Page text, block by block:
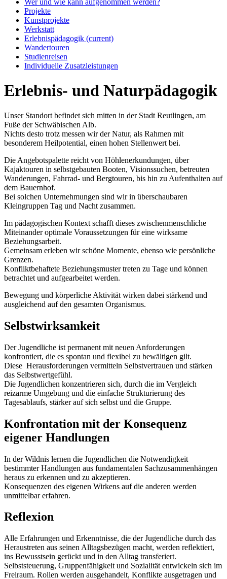
Wer und wie kann aufgenommen werden?
Projekte
Kunstprojekte
Werkstatt
Erlebnispädagogik (current)
Wandertouren
Studienreisen
Individuelle Zusatzleistungen
Erlebnis- und Naturpädagogik
Unser Standort befindet sich mitten in der Stadt Reutlingen, am
Fuße der Schwäbischen Alb.
Nichts desto trotz messen wir der Natur, als Rahmen mit
besonderem Heilpotential, einen hohen Stellenwert bei.
Die Angebotspalette reicht von Höhlenerkundungen, über
Kajaktouren in selbstgebauten Booten, Visionssuchen, betreuten
Wanderungen, Fahrrad- und Bergtouren, bis hin zu Aufenthalten auf
dem Bauernhof.
Bei solchen Unternehmungen sind wir in überschaubaren
Kleingruppen Tag und Nacht zusammen.
Im pädagogischen Kontext schafft dieses zwischenmenschliche
Miteinander optimale Voraussetzungen für eine wirksame
Beziehungsarbeit.
Gemeinsam erleben wir schöne Momente, ebenso wie persönliche
Grenzen.
Konfliktbehaftete Beziehungsmuster treten zu Tage und können
betrachtet und aufgearbeitet werden.
Bewegung und körperliche Aktivität wirken dabei stärkend und
ausgleichend auf den gesamten Organismus.
Selbstwirksamkeit
Der Jugendliche ist permanent mit neuen Anforderungen
konfrontiert, die es spontan und flexibel zu bewältigen gilt.
Diese Herausforderungen vermitteln Selbstvertrauen und stärken
das Selbstwertgefühl.
Die Jugendlichen konzentrieren sich, durch die im Vergleich
reizarme Umgebung und die einfache Strukturierung des
Tagesablaufs, stärker auf sich selbst und die Gruppe.
Konfrontation mit der Konsequenz
eigener Handlungen
In der Wildnis lernen die Jugendlichen die Notwendigkeit
bestimmter Handlungen aus fundamentalen Sachzusammenhängen
heraus zu erkennen und zu akzeptieren.
Konsequenzen des eigenen Wirkens auf die anderen werden
unmittelbar erfahren.
Reflexion
Alle Erfahrungen und Erkenntnisse, die der Jugendliche durch das
Heraustreten aus seinen Alltagsbezügen macht, werden reflektiert,
ins Bewusstsein gerückt und in den Alltag transferiert.
Selbststeuerung, Gruppenfähigkeit und Sozialität entwickeln sich im
Freiraum. Rollen werden ausgehandelt, Konflikte ausgetragen und